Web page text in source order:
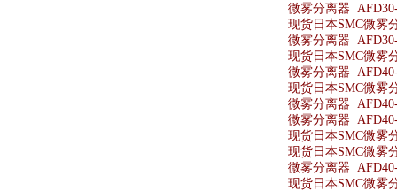
微雾分离器
现货日本SMC微雾
微雾分离器
现货日本SMC微雾
微雾分离器
现货日本SMC微雾
微雾分离器
微雾分离器
现货日本SMC微雾
现货日本SMC微雾
微雾分离器
现货日本SMC微雾